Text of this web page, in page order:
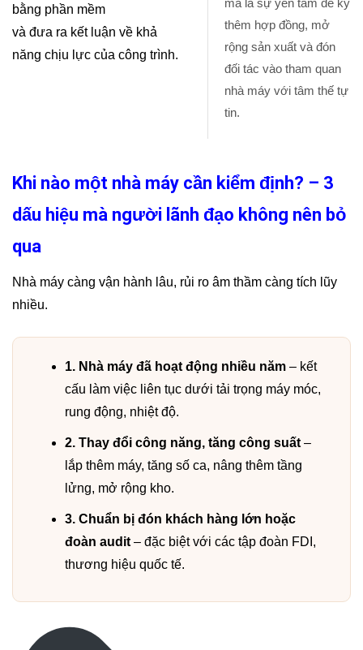
bằng phần mềm
và đưa ra kết luận về khả
năng chịu lực của công trình.
mà là sự yên tâm để ký
thêm hợp đồng, mở
rộng sản xuất và đón
đối tác vào tham quan
nhà máy với tâm thế tự
tin.
Khi nào một nhà máy cần kiểm định? – 3
dấu hiệu mà người lãnh đạo không nên bỏ
qua
Nhà máy càng vận hành lâu, rủi ro âm thầm càng tích lũy
nhiều.
1. Nhà máy đã hoạt động nhiều năm– kết
cấu làm việc liên tục dưới tải trọng máy móc,
rung động, nhiệt độ.
2. Thay đổi công năng, tăng công suất–
lắp thêm máy, tăng số ca, nâng thêm tầng
lửng, mở rộng kho.
3. Chuẩn bị đón khách hàng lớn hoặc
đoàn audit– đặc biệt với các tập đoàn FDI,
thương hiệu quốc tế.